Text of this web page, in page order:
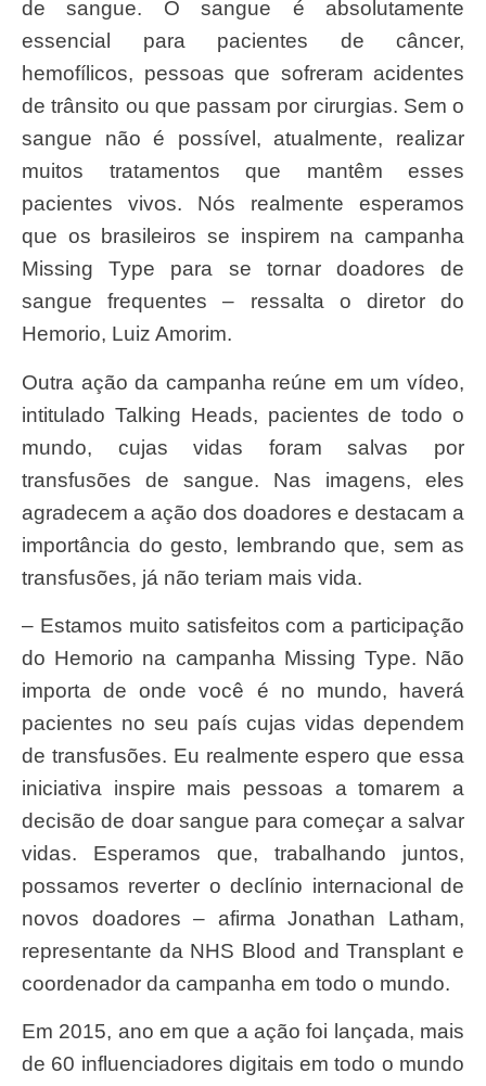
de sangue. O sangue é absolutamente
essencial para pacientes de câncer,
hemofílicos, pessoas que sofreram acidentes
de trânsito ou que passam por cirurgias. Sem o
sangue não é possível, atualmente, realizar
muitos tratamentos que mantêm esses
pacientes vivos. Nós realmente esperamos
que os brasileiros se inspirem na campanha
Missing Type para se tornar doadores de
sangue frequentes – ressalta o diretor do
Hemorio, Luiz Amorim.
Outra ação da campanha reúne em um vídeo,
intitulado Talking Heads, pacientes de todo o
mundo, cujas vidas foram salvas por
transfusões de sangue. Nas imagens, eles
agradecem a ação dos doadores e destacam a
importância do gesto, lembrando que, sem as
transfusões, já não teriam mais vida.
– Estamos muito satisfeitos com a participação
do Hemorio na campanha Missing Type. Não
importa de onde você é no mundo, haverá
pacientes no seu país cujas vidas dependem
de transfusões. Eu realmente espero que essa
iniciativa inspire mais pessoas a tomarem a
decisão de doar sangue para começar a salvar
vidas. Esperamos que, trabalhando juntos,
possamos reverter o declínio internacional de
novos doadores – afirma Jonathan Latham,
representante da NHS Blood and Transplant e
coordenador da campanha em todo o mundo.
Em 2015, ano em que a ação foi lançada, mais
de 60 influenciadores digitais em todo o mundo